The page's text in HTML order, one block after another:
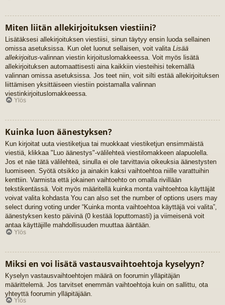
Miten liitän allekirjoituksen viestiini?
Lisätäksesi allekirjoituksen viestiisi, sinun täytyy ensin luoda sellainen
omissa asetuksissa. Kun olet luonut sellaisen, voit valita Lisää
allekirjoitus-valinnan viestin kirjoituslomakkeessa. Voit myös lisätä
allekirjoituksen automaattisesti aina kaikkiin viesteihisi tekemällä
valinnan omissa asetuksissa. Jos teet niin, voit silti estää allekirjoituksen
liittämisen yksittäiseen viestiin poistamalla valinnan
viestinkirjoituslomakkeessa.
Ylös
Kuinka luon äänestyksen?
Kun kirjoitat uuta viestiketjua tai muokkaat viestiketjun ensimmäistä
viestiä, klikkaa "Luo äänestys"-välilehteä viestilomakkeen alapuolella.
Jos et näe tätä välilehteä, sinulla ei ole tarvittavia oikeuksia äänestysten
luomiseen. Syötä otsikko ja ainakin kaksi vaihtoehtoa niille varattuihin
kenttiin. Varmista että jokainen vaihtoehto on omalla rivillään
tekstikentässä. Voit myös määritellä kuinka monta vaihtoehtoa käyttäjät
voivat valita kohdasta You can also set the number of options users may
select during voting under “Kuinka monta vaihtoehtoa käyttäjä voi valita”,
äänestyksen kesto päivinä (0 kestää loputtomasti) ja viimeisenä voit
antaa käyttäjille mahdollisuuden muuttaa ääntään.
Ylös
Miksi en voi lisätä vastausvaihtoehtoja kyselyyn?
Kyselyn vastausvaihtoehtojen määrä on foorumin ylläpitäjän
määrittelemä. Jos tarvitset enemmän vaihtoehtoja kuin on sallittu, ota
yhteyttä foorumin ylläpitäjään.
Ylös